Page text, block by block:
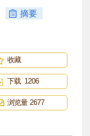
摘要
收藏
下载 1206
浏览量 2677